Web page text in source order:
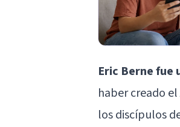
Eric Berne fue
haber creado el
los discípulos